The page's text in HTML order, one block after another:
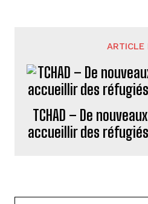
ARTICLE
TCHAD – De
accueillir des